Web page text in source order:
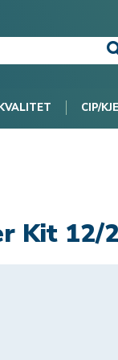
CIP/
Kit 12/